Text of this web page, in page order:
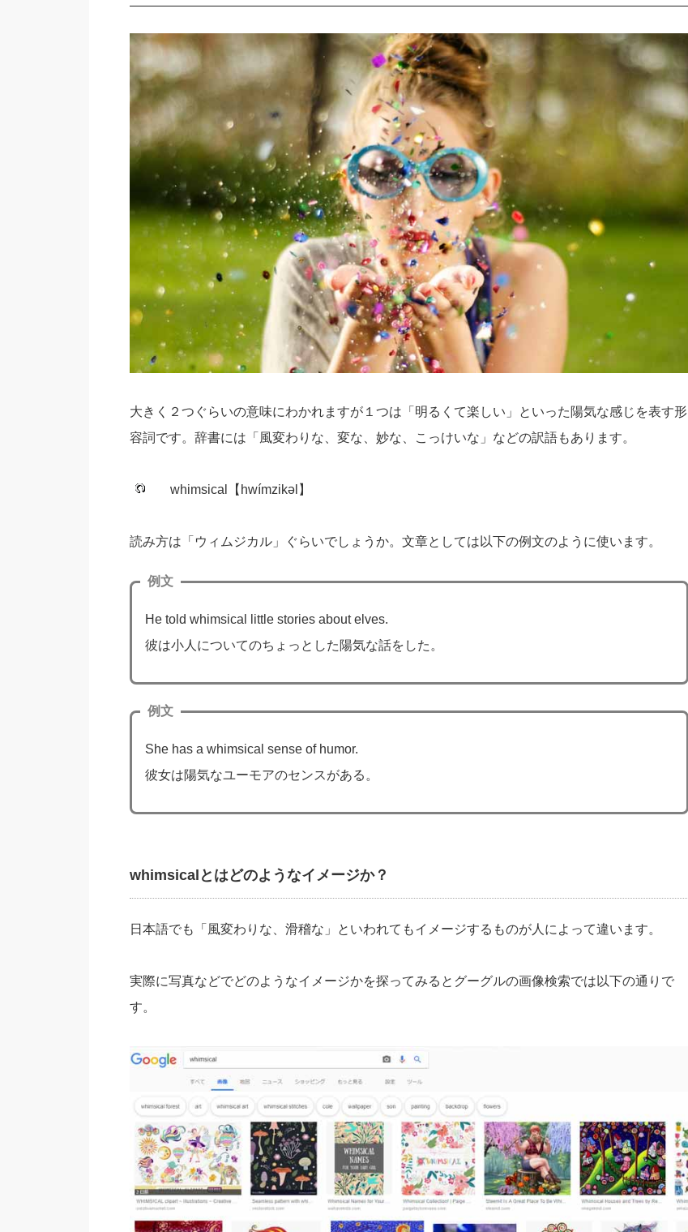
大きく２つぐらいの意味にわかれますが１つは「明るくて楽しい」といった陽気な感じを表す形
容詞です。辞書には「風変わりな、変な、妙な、こっけいな」などの訳語もあります。
whimsical【hwímzikəl】
読み方は「ウィムジカル」ぐらいでしょうか。文章としては以下の例文のように使います。
例文
He told whimsical little stories about elves.
彼は小人についてのちょっとした陽気な話をした。
例文
She has a whimsical sense of humor.
彼女は陽気なユーモアのセンスがある。
whimsicalとはどのようなイメージか？
日本語でも「風変わりな、滑稽な」といわれてもイメージするものが人によって違います。
実際に写真などでどのようなイメージかを探ってみるとグーグルの画像検索では以下の通りで
す。